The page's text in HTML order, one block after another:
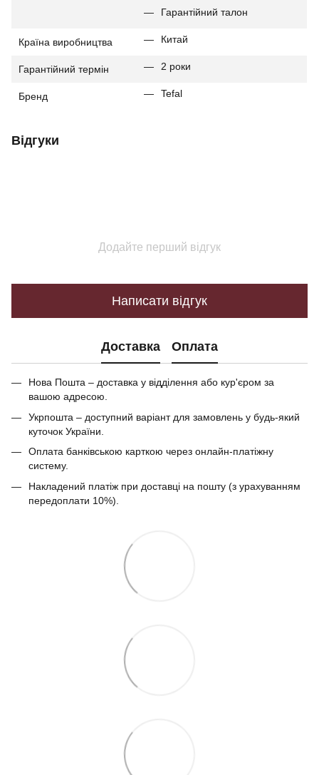
Гарантійний талон
Країна виробництва Китай
Гарантійний термін 2 роки
Бренд Tefal
Відгуки
Додайте перший відгук
Написати відгук
Доставка Оплата
Нова Пошта – доставка у відділення або кур'єром за
вашою адресою.
Укрпошта – доступний варіант для замовлень у будь-який
куточок України.
Оплата банківською карткою через онлайн-платіжну
систему.
Накладений платіж при доставці на пошту (з урахуванням
передоплати 10%).